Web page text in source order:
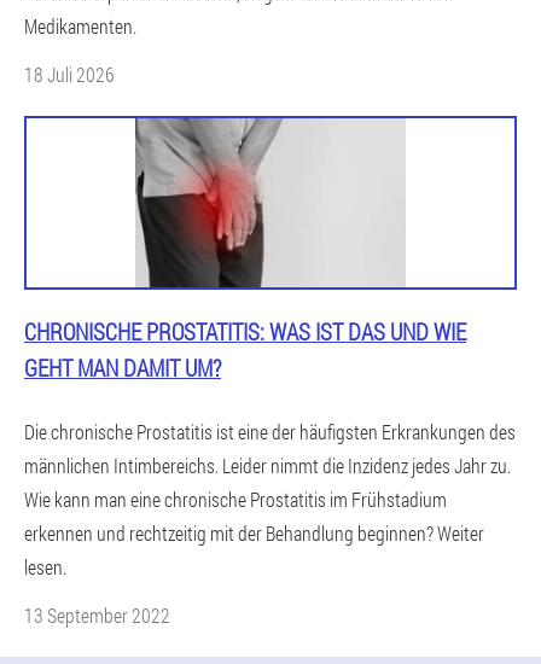
Medikamenten.
18 Juli 2026
CHRONISCHE PROSTATITIS: WAS IST DAS UND WIE
GEHT MAN DAMIT UM?
Die chronische Prostatitis ist eine der häufigsten Erkrankungen des
männlichen Intimbereichs. Leider nimmt die Inzidenz jedes Jahr zu.
Wie kann man eine chronische Prostatitis im Frühstadium
erkennen und rechtzeitig mit der Behandlung beginnen? Weiter
lesen.
13 September 2022